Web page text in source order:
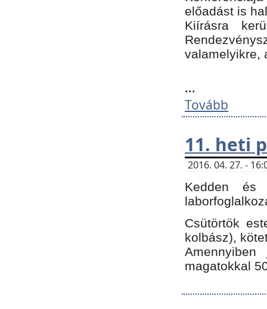
előadást is
Kiírásra
valamelyikre,
...
Tovább
11. heti
2016. 04. 27. -
Kedden és
Csütörtök
kolbász),
Amennyiben
magatokkal